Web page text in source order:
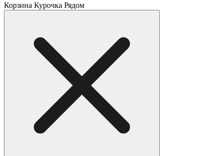
Корзина Курочка Рядом